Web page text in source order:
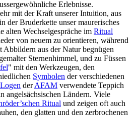
Erlebnisse.
mit der Kraft unserer Intuition, aus
der Bruderkette unser maurerisches
alten Wechselgespräche im Ritual
von neuem zu orientieren, während
Abbildern aus der Natur begnügen
Sternenhimmel, und zu Füssen
" mit den Werkzeugen, den
Symbolen der verschiedenen
Logen derAFAM verwendete Teppich
angelsächsischen Ländern. Viele
Ritual und zeigen oft auch
den glatten und den zerbrochenen